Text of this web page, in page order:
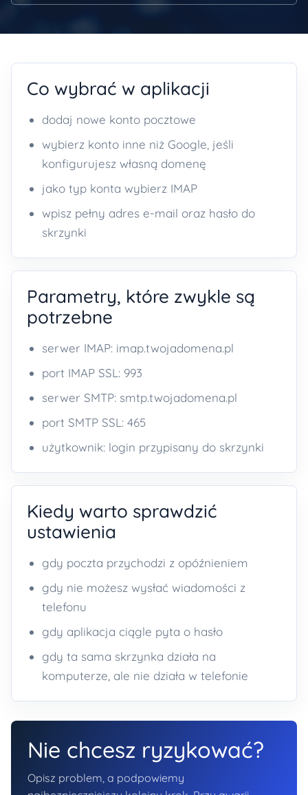
Co wybrać w aplikacji
dodaj nowe konto pocztowe
wybierz konto inne niż Google, jeśli
konfigurujesz własną domenę
jako typ konta wybierz IMAP
wpisz pełny adres e-mail oraz hasło do
skrzynki
Parametry, które zwykle są
potrzebne
serwer IMAP: imap.twojadomena.pl
port IMAP SSL: 993
serwer SMTP: smtp.twojadomena.pl
port SMTP SSL: 465
użytkownik: login przypisany do skrzynki
Kiedy warto sprawdzić
ustawienia
gdy poczta przychodzi z opóźnieniem
gdy nie możesz wysłać wiadomości z
telefonu
gdy aplikacja ciągle pyta o hasło
gdy ta sama skrzynka działa na
komputerze, ale nie działa w telefonie
Nie chcesz ryzykować?
Opisz problem, a podpowiemy